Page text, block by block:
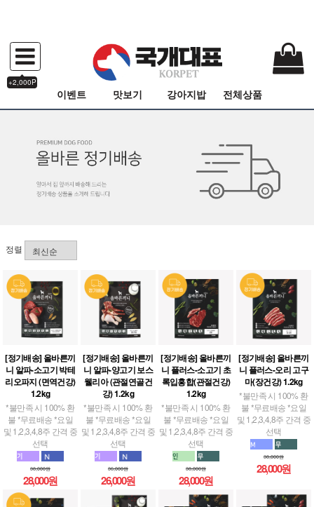
+2,000P
이벤트 맛보기 강아지밥 전체상품
정렬
[정기배송] 올바른끼
니 알파-소고기 박테
리오파지 (면역건강)
1.2kg
*불만족 시 100% 환
불 *무료배송 *요일
및 1,2,3,4,8주 간격 중
선택
38,000원
28,000원
[정기배송] 올바른끼
니 알파-양고기 보스
웰리아 (관절연골건
강) 1.2kg
*불만족 시 100% 환
불 *무료배송 *요일
및 1,2,3,4,8주 간격 중
선택
36,000원
26,000원
[정기배송] 올바른끼
니 플러스-소고기 초
록입홍합(관절건강)
1.2kg
*불만족 시 100% 환
불 *무료배송 *요일
및 1,2,3,4,8주 간격 중
선택
38,000원
28,000원
[정기배송] 올바른끼
니 플러스-오리 고구
마(장건강) 1.2kg
*불만족 시 100% 환
불 *무료배송 *요일
및 1,2,3,4,8주 간격 중
선택
38,000원
28,000원